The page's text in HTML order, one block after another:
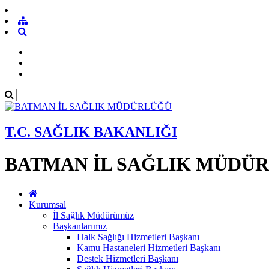
T.C. SAĞLIK BAKANLIĞI
BATMAN İL SAĞLIK
Kurumsal
İl Sağlık Müdürümüz
Başkanlarımız
Halk Sağlığı Hizmetleri Başkanı
Kamu Hastaneleri Hizmetleri Başkanı
Destek Hizmetleri Başkanı